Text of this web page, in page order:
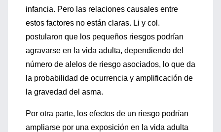
infancia. Pero las relaciones causales entre
estos factores no están claras. Li y col.
postularon que los pequeños riesgos podrían
agravarse en la vida adulta, dependiendo del
número de alelos de riesgo asociados, lo que da
la probabilidad de ocurrencia y amplificación de
la gravedad del asma.
Por otra parte, los efectos de un riesgo podrían
ampliarse por una exposición en la vida adulta